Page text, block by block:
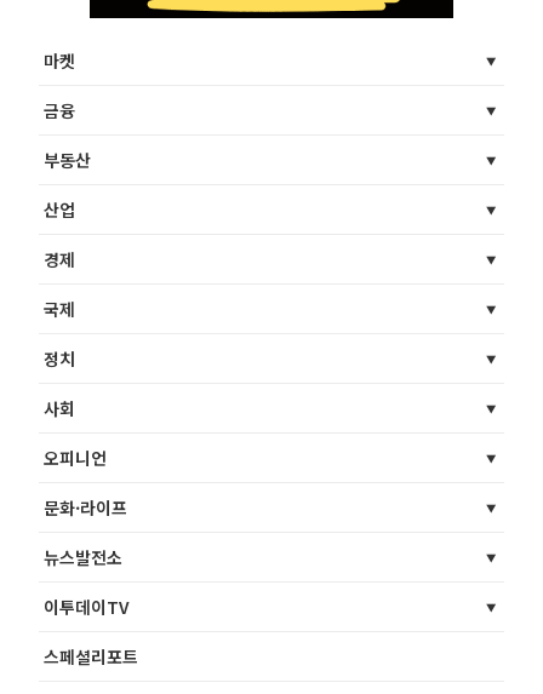
마켓
금융
부동산
산업
경제
국제
정치
사회
오피니언
문화·라이프
뉴스발전소
이투데이TV
스페셜리포트